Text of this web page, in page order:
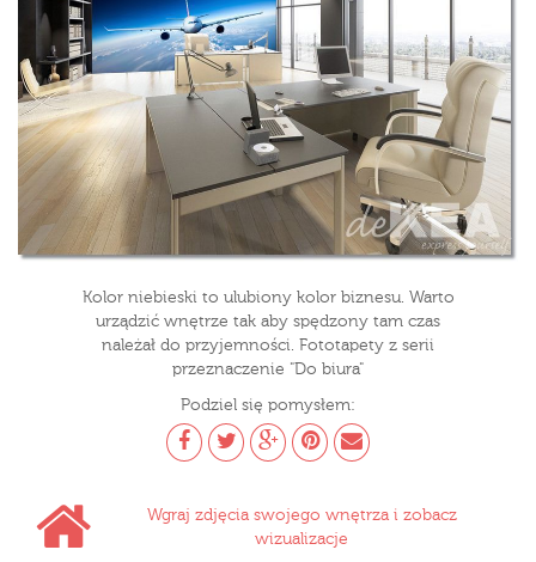
Kolor niebieski to ulubiony kolor biznesu. Warto
urządzić wnętrze tak aby spędzony tam czas
należał do przyjemności. Fototapety z serii
przeznaczenie "Do biura"
Podziel się pomysłem:
Wgraj zdjęcia swojego wnętrza i zobacz
wizualizacje